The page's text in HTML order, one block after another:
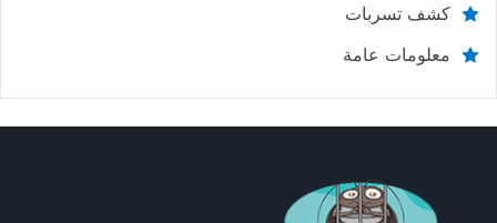
كشف تسربات
معلومات عامة